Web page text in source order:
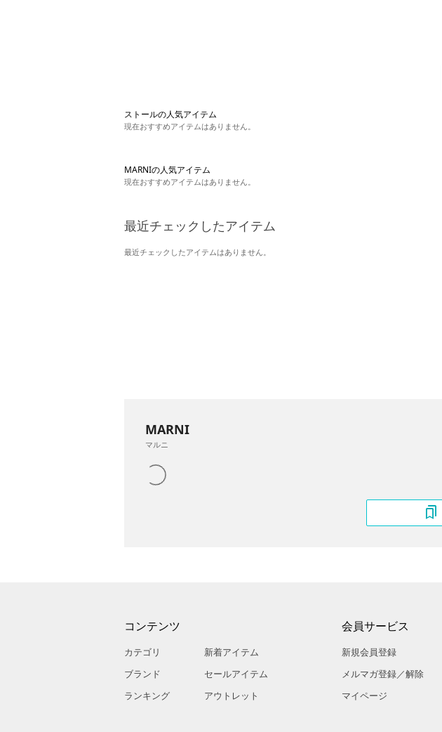
ストールの人気アイテム
現在おすすめアイテムはありません。
MARNIの人気アイテム
現在おすすめアイテムはありません。
最近チェックしたアイテム
最近チェックしたアイテムはありません。
MARNI
マルニ
コンテンツ
カテゴリ
ブランド
ランキング
新着アイテム
セールアイテム
アウトレット
会員サービス
新規会員登録
メルマガ登録／解除
マイページ